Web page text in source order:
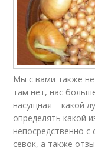
Мы с вами также не
там нет, нас
насущная – какой
определять какой
непосредственно
севок, а также